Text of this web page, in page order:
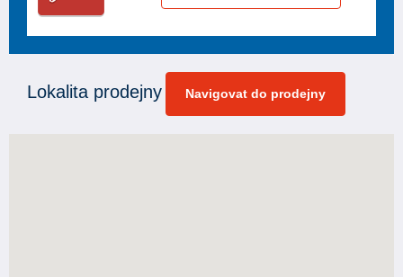
Lokalita prodejny Navigovat do prodejny